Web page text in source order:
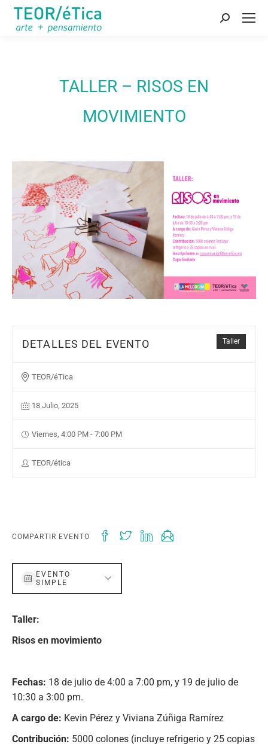
Buscar:
TALLER – RISOS EN
MOVIMIENTO
Taller
DETALLES DEL EVENTO
TEOR/éTica
18 Julio, 2025
Viernes, 4:00 PM - 7:00 PM
TEOR/ética
COMPARTIR EVENTO
EVENTO
SIMPLE
Taller:
Risos en movimiento
Fechas: 18 de julio de 4:00 a 7:00 pm, y 19 de julio de
10:30 a 3:00 pm.
A cargo de: Kevin Pérez y Viviana Zúñiga Ramírez
Contribución: 5000 colones (incluye refrigerio y 25 copias